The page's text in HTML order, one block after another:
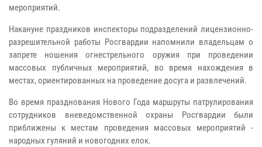
мероприятий.
Накануне праздников инспекторы подразделений лицензионно-
разрешительной работы Росгвардии напомнили владельцам о
запрете ношения огнестрельного оружия при проведении
массовых публичных мероприятий, во время нахождения в
местах, ориентированных на проведение досуга и развлечений.
Во время празднования Нового Года маршруты патрулирования
сотрудников вневедомственной охраны Росгвардии были
приближены к местам проведения массовых мероприятий -
народных гуляний и новогодних елок.